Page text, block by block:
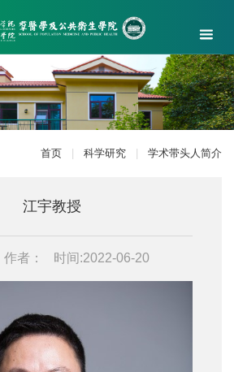
首页 科学研究 学术带头人简介
江宇教授
作者： 时间:2022-06-20